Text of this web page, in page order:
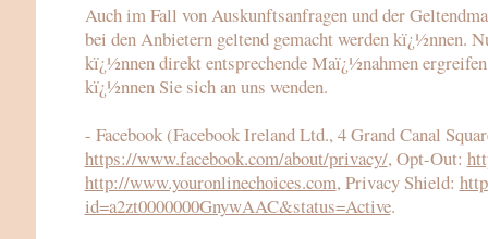
Auch im Fall von Auskunftsanfragen und der
bei den Anbietern geltend gemacht werden kï¿½nnen.
kï¿½nnen direkt entsprechende Maï¿½nahmen
kï¿½nnen Sie sich an uns wenden.
- Facebook (Facebook Ireland Ltd., 4 Grand Canal
https://www.facebook.com/about/privacy/, Opt-Out:
http://www.youronlinechoices.com, Privacy Shield:
id=a2zt0000000GnywAAC&status=Active.